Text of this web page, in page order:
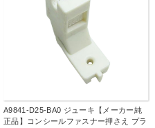
A9841-D25-BA0 ジューキ【メーカー純
正品】コンシールファスナー押さえ プラ